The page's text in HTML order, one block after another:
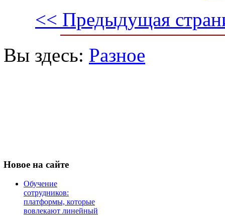
<< Предыдущая
Вы здесь: Разное
Новое на сайте
Обучение
сотрудников:
платформы, которые
вовлекают линейный